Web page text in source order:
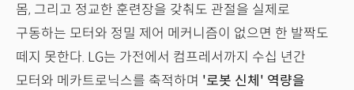
몸, 그리고 정교한 훈련장을 갖춰도 관절을 실제로
구동하는 모터와 정밀 제어 메커니즘이 없으면 한 발짝도
떼지 못한다. LG는 가전에서 컴프레서까지 수십 년간
모터와 메카트로닉스를 축적하며 '로봇 신체' 역량을